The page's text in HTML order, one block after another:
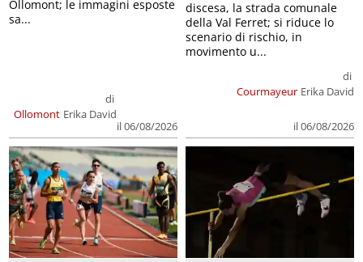
Ollomont
di
Erika David
il 06/08/2026
Ollomont; le immagini esposte
sa...
Courmayeur
di
Erika David
il 06/08/2026
discesa, la strada comunale
della Val Ferret; si riduce lo
scenario di rischio, in
movimento u...